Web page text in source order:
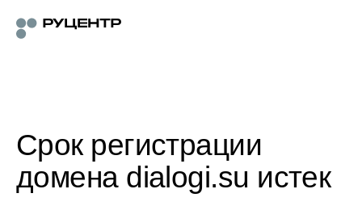
Срок регистрации
домена dialogi.su истек